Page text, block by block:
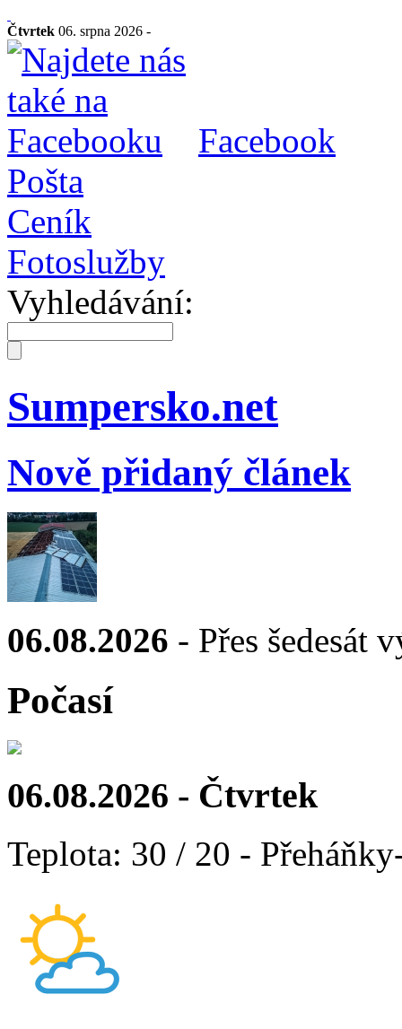
Čtvrtek 06. srpna 2026 -
Facebook
Pošta
Ceník
Fotoslužby
Vyhledávání:
Sumpersko.net
Nově přidaný článek
06.08.2026 - Přes šedesát
Počasí
06.08.2026 - Čtvrtek
Teplota: 30 / 20 -